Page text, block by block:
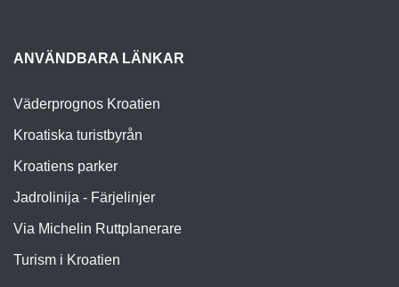
ANVÄNDBARA LÄNKAR
Väderprognos Kroatien
Kroatiska turistbyrån
Kroatiens parker
Jadrolinija - Färjelinjer
Via Michelin Ruttplanerare
Turism i Kroatien